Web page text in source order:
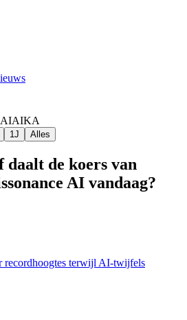
AIAIKA
1J Alles
de koers van
AI vandaag?
recordhoogtes terwijl AI-twijfels